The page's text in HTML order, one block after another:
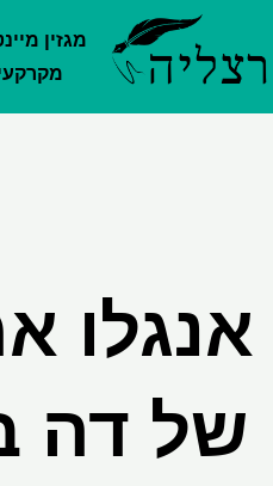
מגזין
אנגלו
של דה